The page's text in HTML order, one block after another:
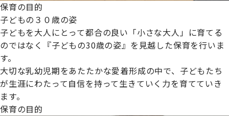
プライムスターほいくえんグループは女性が安心して働き
続けられる環境づくりに取り組んでおり、厚生労働省の
【えるぼし認定(☆☆)】
保育の目的
子どもの３０歳の姿
子どもを大人にとって都合の良い「小さな大人」に育てる
のではなく『子どもの30歳の姿』を見越した保育を行いま
す。
大切な乳幼児期をあたたかな愛着形成の中で、子どもたち
が生涯にわたって自信を持って生きていく力を育てていき
ます。
保育の目的